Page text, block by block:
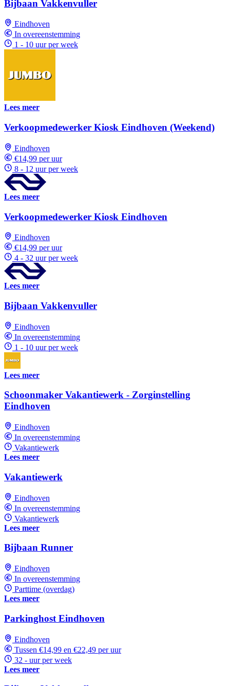
Bijbaan Vakkenvuller
Eindhoven
In overeenstemming
1 - 10 uur per week
Lees meer
Verkoopmedewerker Kiosk Eindhoven (Weekend)
Eindhoven
€14,99 per uur
8 - 12 uur per week
Lees meer
Verkoopmedewerker Kiosk Eindhoven
Eindhoven
€14,99 per uur
4 - 32 uur per week
Lees meer
Bijbaan Vakkenvuller
Eindhoven
In overeenstemming
1 - 10 uur per week
Lees meer
Schoonmaker Vakantiewerk - Zorginstelling
Eindhoven
Eindhoven
In overeenstemming
Vakantiewerk
Lees meer
Vakantiewerk
Eindhoven
In overeenstemming
Vakantiewerk
Lees meer
Bijbaan Runner
Eindhoven
In overeenstemming
Parttime (overdag)
Lees meer
Parkinghost Eindhoven
Eindhoven
Tussen €14,99 en €22,49 per uur
32 - uur per week
Lees meer